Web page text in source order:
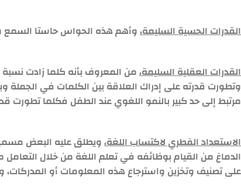
القدرات الحسية السليمة،وأهم هذه الحواس حاستا السمع
القدرات العقلية السليمة،من المعروف بأنه كلما زادت
وتطورت قدرته على إدراك العلاقة بين الكلمات في الجملة
مرتبط إلى حد كبير بالنمو اللغوي عند الطفل فكلما تطورت
الاستعداد الفطري لاكتساب اللغة،ويطلق عليه البعض
الدماغ من القيام بوظائفه في تعلم اللغة من خلال
على تصنيف وتخزين واسترجاع هذه المعلومات أو المدركات،